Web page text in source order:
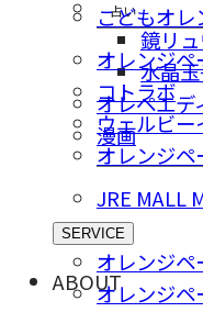
占い
鏡リ
水晶
オレペエデ
漫画
こどもオ
オレンジ
コトラボ
ウェルビー
オレンジペ
JRE MALL
SERVICE
オレンジペ
オレンジペ
ABOUT